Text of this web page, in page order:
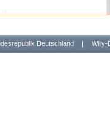
Deutschland | Willy-